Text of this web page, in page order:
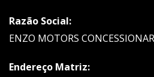
Razão Social:
ENZO MOTORS
Endereço Matriz: